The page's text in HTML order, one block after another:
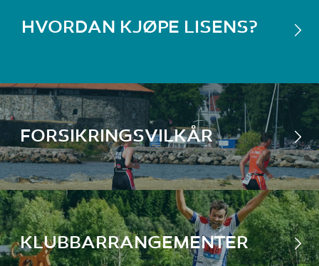
HVORDAN KJØPE LISENS?
FORSIKRINGSVILKÅR
KLUBBARRANGEMENTER